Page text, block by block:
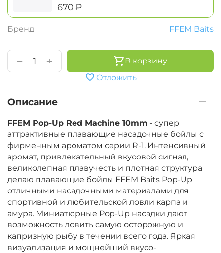
‍670‍ ₽
Бренд FFEM Baits
+
−
В корзину
Отложить
Описание
FFEM Pop-Up Red Machine 10mm - супер
аттрактивные плавающие насадочные бойлы с
фирменным ароматом серии R-1. Интенсивный
аромат, привлекательный вкусовой сигнал,
великолепная плавучесть и плотная структура
делаю плавающие бойлы FFEM Baits Pop-Up
отличными насадочными материалами для
спортивной и любительской ловли карпа и
амура. Миниатюрные Pop-Up насадки дают
возможность ловить самую осторожную и
капризную рыбу в течении всего года. Яркая
визуализация и мощнейший вкусо-